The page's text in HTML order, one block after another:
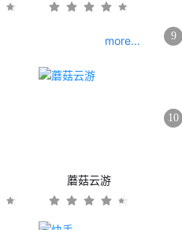
more...
蘑菇云游
9
10